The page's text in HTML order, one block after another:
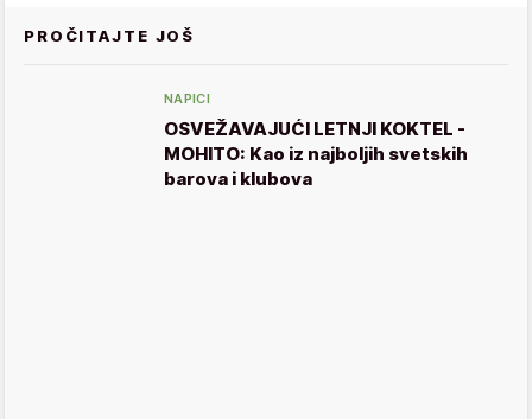
PROČITAJTE JOŠ
NAPICI
OSVEŽAVAJUĆI LETNJI KOKTEL -
MOHITO: Kao iz najboljih svetskih
barova i klubova